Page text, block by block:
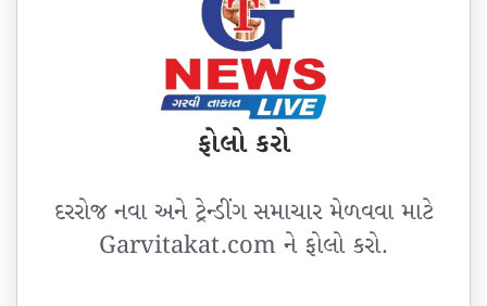
ફોલો કરો
દરરોજ નવા અને ટ્રેન્ડીંગ સમાચાર મેળવવા માટે
Garvitakat.com ને ફોલો કરો.